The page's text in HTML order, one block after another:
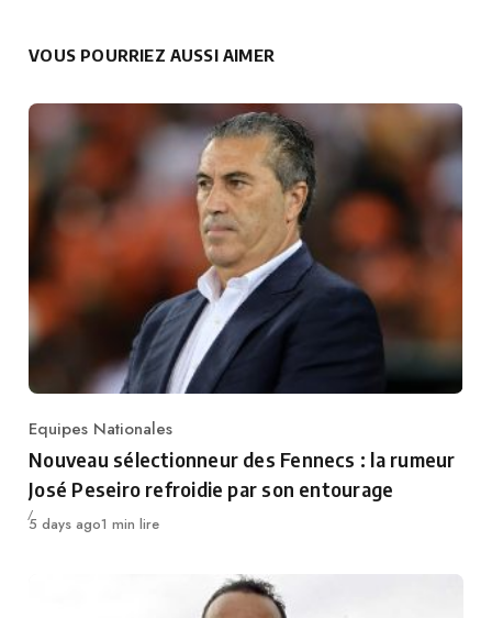
VOUS POURRIEZ AUSSI AIMER
Category
Equipes Nationales
Nouveau sélectionneur des Fennecs : la rumeur
José Peseiro refroidie par son entourage
Publié
5 days ago1 min lire